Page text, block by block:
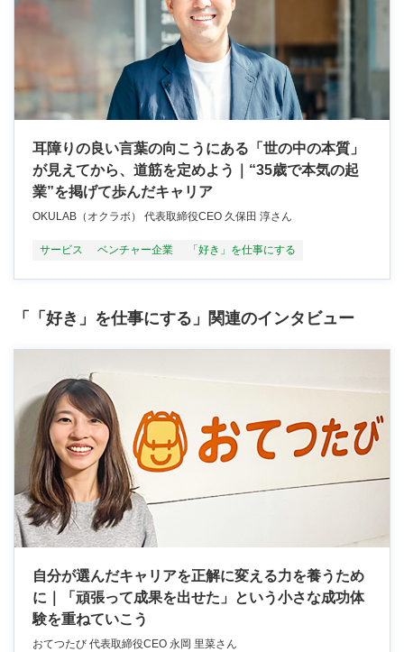
耳障りの良い言葉の向こうにある「世の中の本質」
が見えてから、道筋を定めよう｜“35歳で本気の起
業”を掲げて歩んだキャリア
OKULAB（オクラボ） 代表取締役CEO 久保田 淳さん
サービス ベンチャー企業 「好き」を仕事にする
「「好き」を仕事にする」関連のインタビュー
自分が選んだキャリアを正解に変える力を養うため
に｜「頑張って成果を出せた」という小さな成功体
験を重ねていこう
おてつたび 代表取締役CEO 永岡 里菜さん